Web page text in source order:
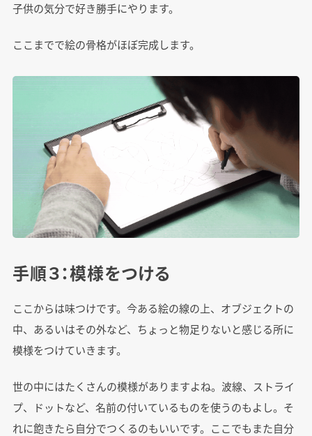
子供の気分で好き勝手にやります。
ここまでで絵の骨格がほぼ完成します。
手順３：模様をつける
ここからは味つけです。今ある絵の線の上、オブジェクトの
中、あるいはその外など、ちょっと物足りないと感じる所に
模様をつけていきます。
世の中にはたくさんの模様がありますよね。波線、ストライ
プ、ドットなど、名前の付いているものを使うのもよし。そ
れに飽きたら自分でつくるのもいいです。ここでもまた自分